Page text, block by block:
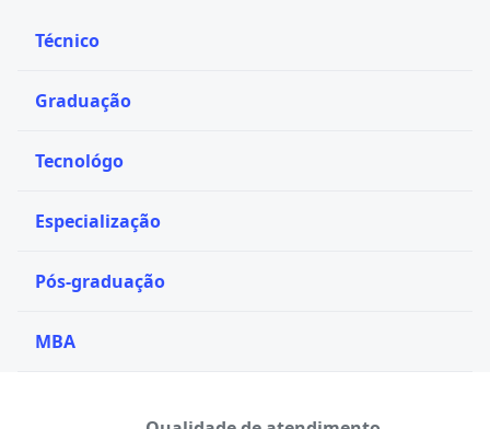
Técnico
Graduação
Tecnológo
Especialização
Pós-graduação
MBA